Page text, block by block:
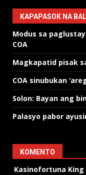
KAPAPASOK NA
Modus sa
COA
Magkapatid pisak
COA sinubukan
Solon: Bayan ang
Palasyo pabor
KOMENTO
Kasinofortuna King